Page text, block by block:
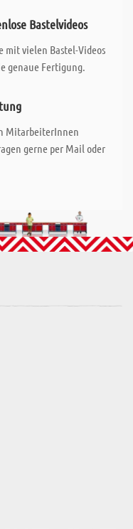
Bastelvideos
mit vielen Bastel-Videos
genaue Fertigung.
MitarbeiterInnen
gerne per Mail oder